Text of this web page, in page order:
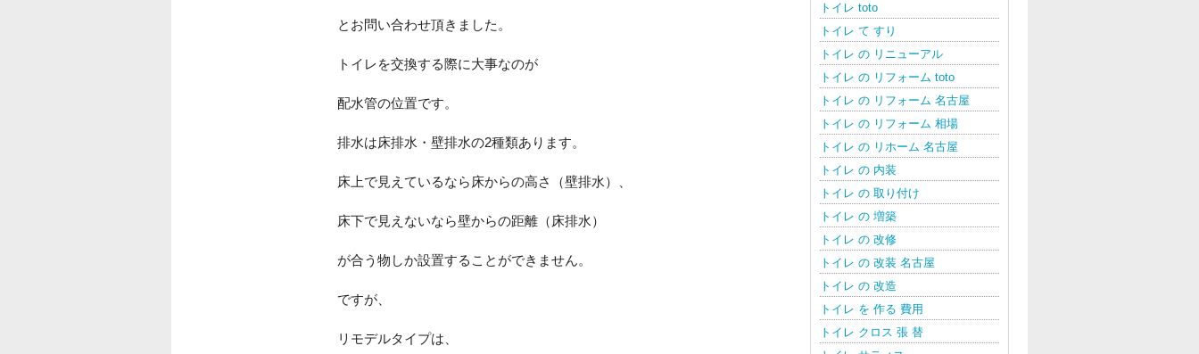
とお問い合わせ頂きました。
トイレを交換する際に大事なのが
配水管の位置です。
排水は床排水・壁排水の2種類あります。
床上で見えているなら床からの高さ（壁排水）、
床下で見えないなら壁からの距離（床排水）
が合う物しか設置することができません。
ですが、
リモデルタイプは、
トイレ toto
トイレ て すり
トイレ の リニューアル
トイレ の リフォーム toto
トイレ の リフォーム 名古屋
トイレ の リフォーム 相場
トイレ の リホーム 名古屋
トイレ の 内装
トイレ の 取り付け
トイレ の 増築
トイレ の 改修
トイレ の 改装 名古屋
トイレ の 改造
トイレ を 作る 費用
トイレ クロス 張 替